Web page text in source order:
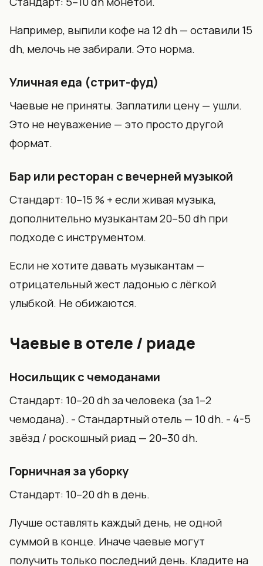
Например, выпили кофе на 12 dh — оставили 15
dh, мелочь не забирали. Это норма.
Уличная еда (стрит-фуд)
Чаевые не приняты. Заплатили цену — ушли.
Это не неуважение — это просто другой
формат.
Бар или ресторан с вечерней музыкой
Стандарт: 10–15 % + если живая музыка,
дополнительно музыкантам 20–50 dh при
подходе с инструментом.
Если не хотите давать музыкантам —
отрицательный жест ладонью с лёгкой
улыбкой. Не обижаются.
Чаевые в отеле / риаде
Носильщик с чемоданами
Стандарт: 10–20 dh за человека (за 1–2
чемодана). - Стандартный отель — 10 dh. - 4-5
звёзд / роскошный риад — 20–30 dh.
Горничная за уборку
Стандарт: 10–20 dh в день.
Лучше оставлять каждый день, не одной
суммой в конце. Иначе чаевые могут
получить только последний день. Кладите на